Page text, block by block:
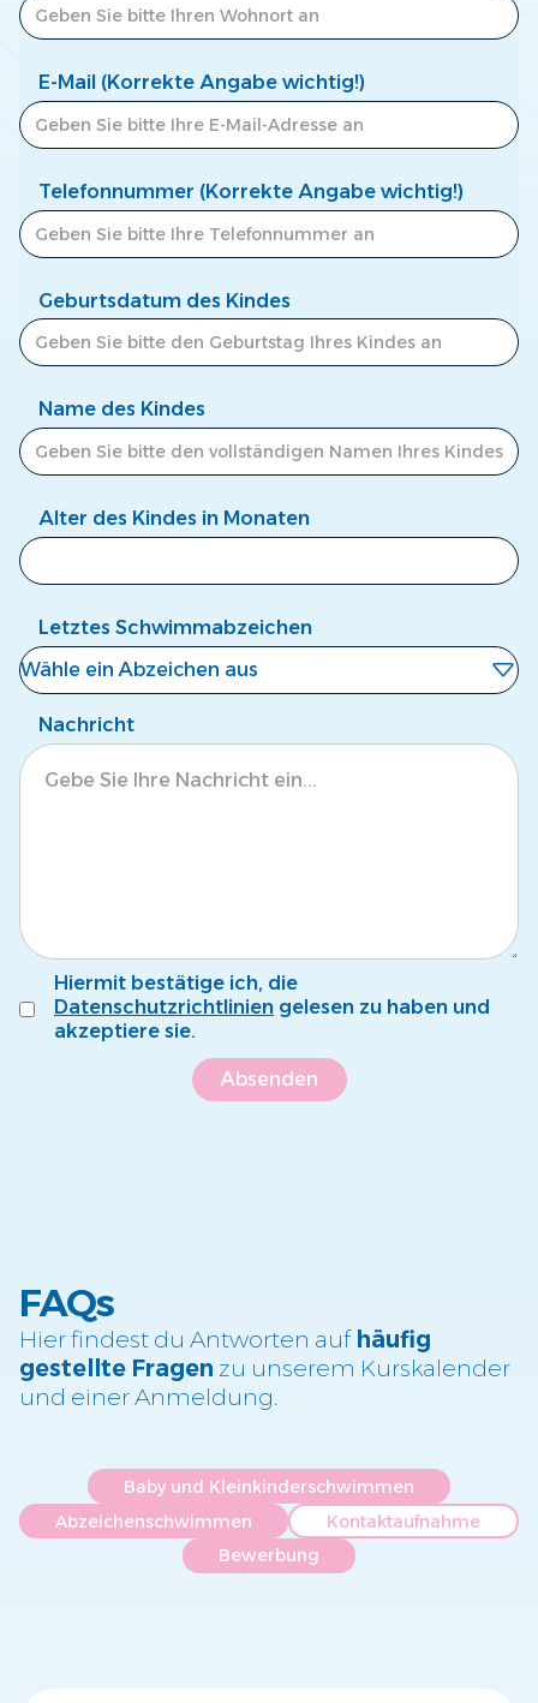
E-Mail (Korrekte Angabe wichtig!)
Telefonnummer (Korrekte Angabe wichtig!)
Geburtsdatum des Kindes
Name des Kindes
Alter des Kindes in Monaten
Letztes Schwimmabzeichen
Wähle ein Abzeichen aus
Noch kein Abzeichen
Fröschli
Seepferdli
Nachricht
Hiermit bestätige ich, die
Datenschutzrichtlinien gelesen zu haben und
akzeptiere sie.
FAQs
Hier findest du Antworten auf häufig
gestellte Fragen zu unserem Kurskalender
und einer Anmeldung.
Baby und Kleinkinderschwimmen
Abzeichenschwimmen
Kontaktaufnahme
Bewerbung